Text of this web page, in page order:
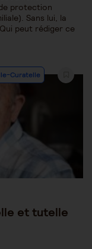
protection
Sans lui, la
peut rédiger ce
Curatelle
et tutelle